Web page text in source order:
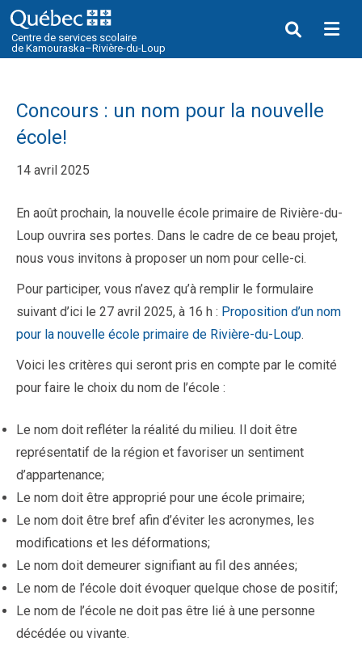
Concours : un nom pour la nouvelle
école!
14 avril 2025
En août prochain, la nouvelle école primaire de Rivière-du-
Loup ouvrira ses portes. Dans le cadre de ce beau projet,
nous vous invitons à proposer un nom pour celle-ci.
Pour participer, vous n’avez qu’à remplir le formulaire
suivant d’ici le 27 avril 2025, à 16 h : Proposition d’un nom
pour la nouvelle école primaire de Rivière-du-Loup.
Voici les critères qui seront pris en compte par le comité
pour faire le choix du nom de l’école :
Le nom doit refléter la réalité du milieu. Il doit être
représentatif de la région et favoriser un sentiment
d’appartenance;
Le nom doit être approprié pour une école primaire;
Le nom doit être bref afin d’éviter les acronymes, les
modifications et les déformations;
Le nom doit demeurer signifiant au fil des années;
Le nom de l’école doit évoquer quelque chose de positif;
Le nom de l’école ne doit pas être lié à une personne
décédée ou vivante.
Centre de services scolaire
de Kamouraska–Rivière-du-Loup